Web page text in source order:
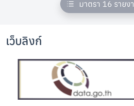
มาตรา 16 รายง
เว็บลิงก์